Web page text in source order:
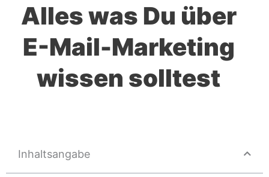
Alles was Du über
E-Mail-Marketing
wissen solltest
Inhaltsangabe